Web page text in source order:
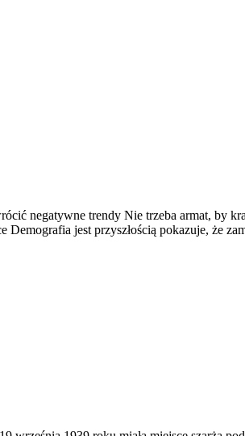
negatywne trendy Nie trzeba armat, by
jest przyszłością pokazuje, że